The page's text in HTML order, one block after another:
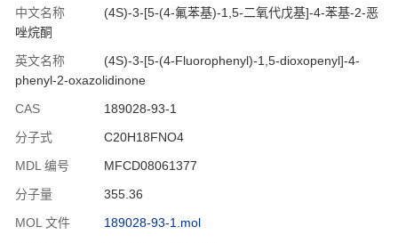
中文名称
(4S)-3-[5-(4-氟苯基)-1,5-二氧代戊基]-4-苯基-2-恶
唑烷酮
英文名称
(4S)-3-[5-(4-Fluorophenyl)-1,5-dioxopenyl]-4-
phenyl-2-oxazolidinone
CAS
189028-93-1
分子式
C20H18FNO4
MDL 编号
MFCD08061377
分子量
355.36
MOL 文件
189028-93-1.mol